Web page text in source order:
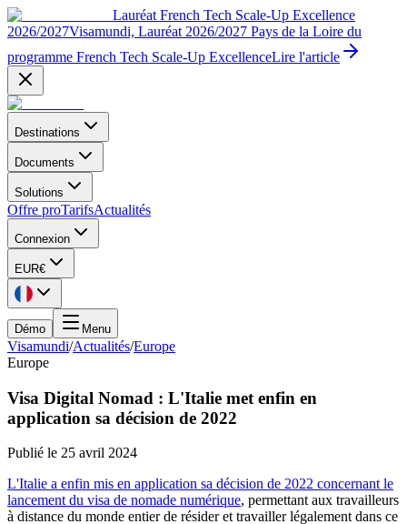
Lauréat French Tech Scale-Up Excellence
2026/2027Visamundi, Lauréat 2026/2027 Pays de la Loire du
programme French Tech Scale-Up ExcellenceLire l'article
Destinations
Documents
Solutions
Offre proTarifsActualités
Connexion
EUR€
Démo Menu
Visamundi/Actualités/Europe
Europe
Visa Digital Nomad : L'Italie met enfin en
application sa décision de 2022
Publié le 25 avril 2024
L'Italie a enfin mis en application sa décision de 2022 concernant le
lancement du visa de nomade numérique, permettant aux travailleurs
à distance du monde entier de résider et travailler légalement dans ce